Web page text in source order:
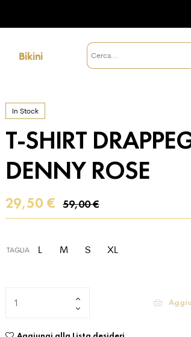
Bikini
In Stock
T-SHIRT
DENNY ROSE
59,00€
29,50€
TAGLIA L M S XL